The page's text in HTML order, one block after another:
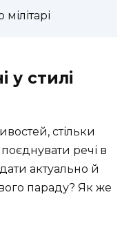
у стилі
стільки
речі в
актуально й
параду? Як же